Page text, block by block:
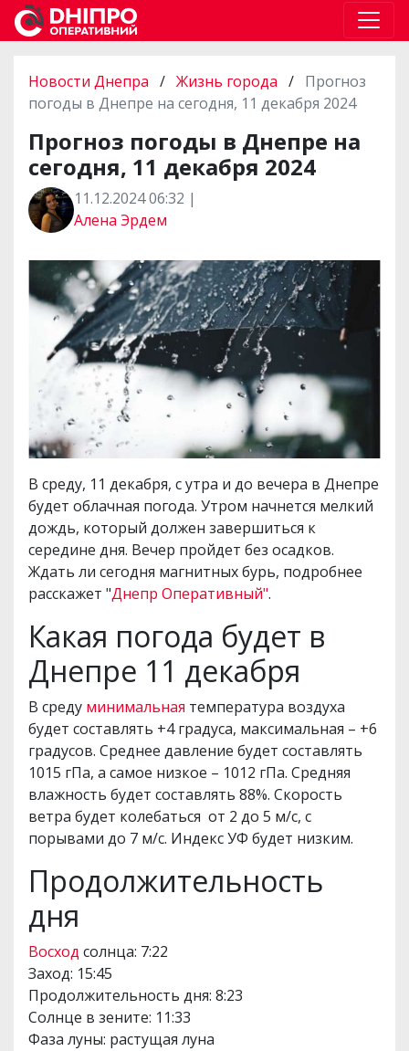
Новости Днепра / Жизнь города / Прогноз
погоды в Днепре на сегодня, 11 декабря 2024
Прогноз погоды в Днепре на
сегодня, 11 декабря 2024
11.12.2024 06:32 |
Алена Эрдем
В среду, 11 декабря, с утра и до вечера в Днепре
будет облачная погода. Утром начнется мелкий
дождь, который должен завершиться к
середине дня. Вечер пройдет без осадков.
Ждать ли сегодня магнитных бурь, подробнее
расскажет "Днепр Оперативный".
Какая погода будет в
Днепре 11 декабря
В среду минимальная температура воздуха
будет составлять +4 градуса, максимальная – +6
градусов. Среднее давление будет составлять
1015 гПа, а самое низкое – 1012 гПа. Средняя
влажность будет составлять 88%. Скорость
ветра будет колебаться от 2 до 5 м/с, с
порывами до 7 м/с. Индекс УФ будет низким.
Продолжительность
дня
Восход солнца: 7:22
Заход: 15:45
Продолжительность дня: 8:23
Солнце в зените: 11:33
Фаза луны: растущая луна